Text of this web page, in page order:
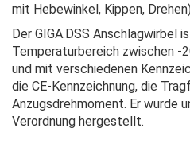
mit Hebewinkel, Kippen,
Der GIGA.DSS Anschlagwirbel
Temperaturbereich zwischen -
und mit verschiedenen
die CE-Kennzeichnung, die
Anzugsdrehmoment. Er wurde
Verordnung hergestellt.